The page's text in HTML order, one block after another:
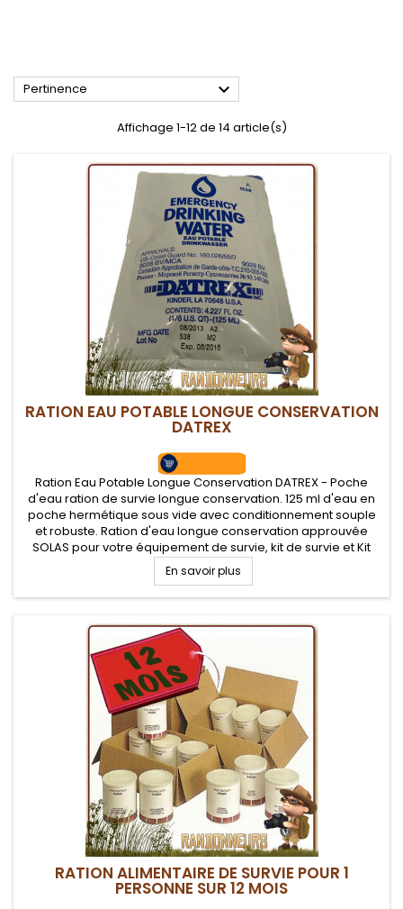
Pertinence 
Affichage 1-12 de 14 article(s)
RATION EAU POTABLE LONGUE CONSERVATION
DATREX
Ration Eau Potable Longue Conservation DATREX - Poche
d'eau ration de survie longue conservation. 125 ml d'eau en
poche hermétique sous vide avec conditionnement souple
et robuste. Ration d'eau longue conservation approuvée
SOLAS pour votre équipement de survie, kit de survie et Kit
EDC
En savoir plus
RATION ALIMENTAIRE DE SURVIE POUR 1
PERSONNE SUR 12 MOIS